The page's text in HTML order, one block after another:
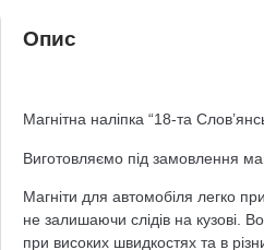
Опис
Магнітна наліпка “18-та
Виготовляємо під замовлення
Магніти для автомобіля легко
не залишаючи слідів на кузові.
при високих швидкостях та в